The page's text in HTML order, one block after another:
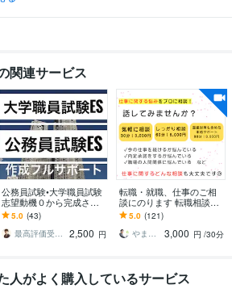
関連サービス
公務員試験•大学職員試験
志望動機０から完成させ
ます 合格多数最短1日●大
学職員試験•公務員•企業志
望動機自己PR
5.0 (43)
最高評価受賞プラチナランクライター桜
2,500 円
転職・就職、仕事のご相
談にのります 転職相談や
面接の対策など気軽にご
相談ください！
5.0 (121)
やまちゃ〜転職・就職支援〜
3,000 円 /30分
人がよく購入しているサービス